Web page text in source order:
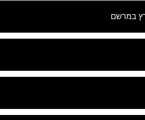
במרשם